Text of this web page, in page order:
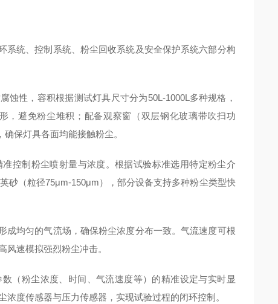
统、控制系统、粉尘回收系统及安全保护系统六部分构
性，容积根据测试灯具尺寸分为50L-1000L多种规格，
，避免粉尘堆积；配备观察窗（双层钢化玻璃带吹扫功
保灯具各面均能接触粉尘。
制粉尘喷射量与浓度。根据试验标准选用特定粉尘介
砂（粒径75μm-150μm），部分设备支持多种粉尘类型快
均匀的气流场，确保粉尘浓度分布一致。气流速度可根
速模拟强烈粉尘冲击。
粉尘浓度、时间、气流速度等）的精准设定与实时显
度传感器与压力传感器，实现试验过程的闭环控制。